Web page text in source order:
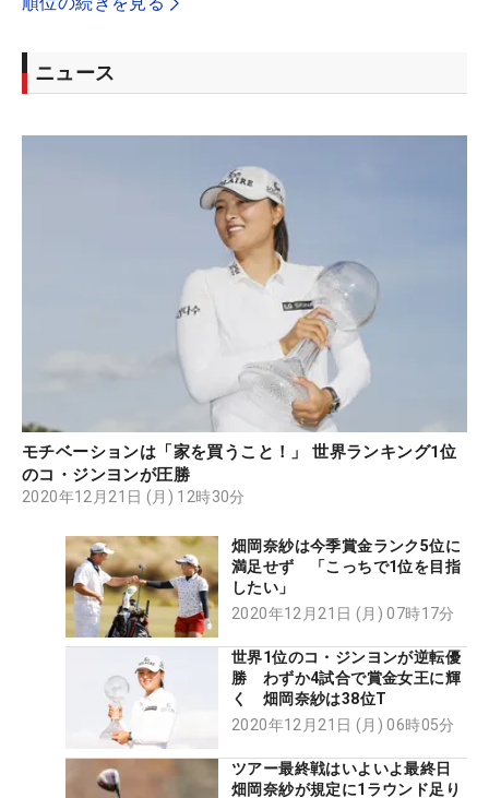
ニュース
モチベーションは「家を買うこと！」 世界ランキング1位
のコ・ジンヨンが圧勝
2020年12月21日 (月) 12時30分
畑岡奈紗は今季賞金ランク5位に
満足せず 「こっちで1位を目指
したい」
2020年12月21日 (月) 07時17分
世界1位のコ・ジンヨンが逆転優
勝 わずか4試合で賞金女王に輝
く 畑岡奈紗は38位T
2020年12月21日 (月) 06時05分
ツアー最終戦はいよいよ最終日
畑岡奈紗が規定に1ラウンド足り